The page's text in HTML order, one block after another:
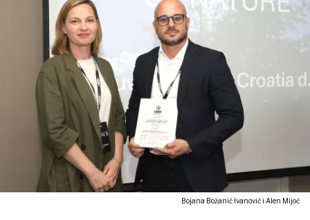
Bojana Božanić Ivanović i Alen Mijoč